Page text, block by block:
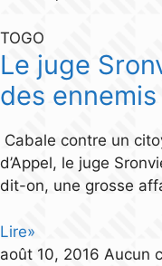
TOGO
Le juge
des
Cabale contre un
d’Appel, le juge
dit-on, une grosse
Lire»
août 10, 2016 Aucun